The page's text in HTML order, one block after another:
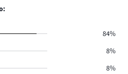
84%
8%
8%